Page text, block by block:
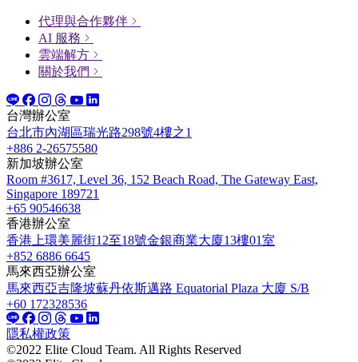
代理與合作夥伴
AI 服務
雲端解方
關於我們
台灣辦公室
台北市內湖區瑞光路298號4樓之1
+886 2-26575580
新加坡辦公室
Room #3617, Level 36, 152 Beach Road, The Gateway East,
Singapore 189721
+65 90546638
香港辦公室
香港上環美麗街12至18號金銀商業大廈13樓01室
+852 6886 6645
馬來西亞辦公室
馬來西亞吉隆坡蘇丹依斯邁路 Equatorial Plaza 大廈 S/B
+60 172328536
隱私權政策
©2022 Elite Cloud Team. All Rights Reserved